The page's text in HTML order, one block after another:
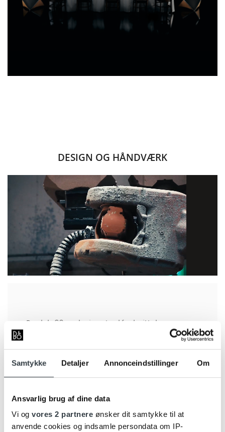
Samtykke Detaljer Annonceindstillinger Om
Ansvarlig brug af dine data
Vi og vores 2 partnere ønsker dit samtykke til at
anvende cookies og indsamle persondata om IP-
DESIGN OG HÅNDVÆRK
Beolab 90 er designet ud fra højttalerens
akustiske konstruktion. Den karakteristiske
tilsammen gør den avancerede lydstyring
mulig.
Hovedkabinettet er støbt i massivt aluminium
og vejer 65 kg, hvilket skaber et stabilt
fundament for de fire basenheder og den
omfattende elektronik. Kabinettet beklædes